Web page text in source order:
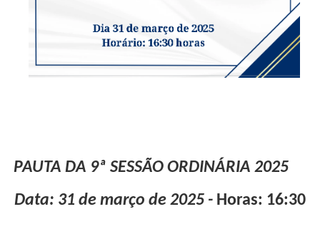
PAUTA DA 9ª SESSÃO ORDINÁRIA 2025
Data: 31 de março de 2025 - Horas: 16:30